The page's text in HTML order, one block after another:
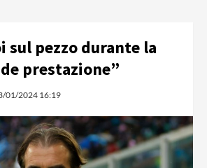
sul pezzo durante la
prestazione”
01/2024 16:19